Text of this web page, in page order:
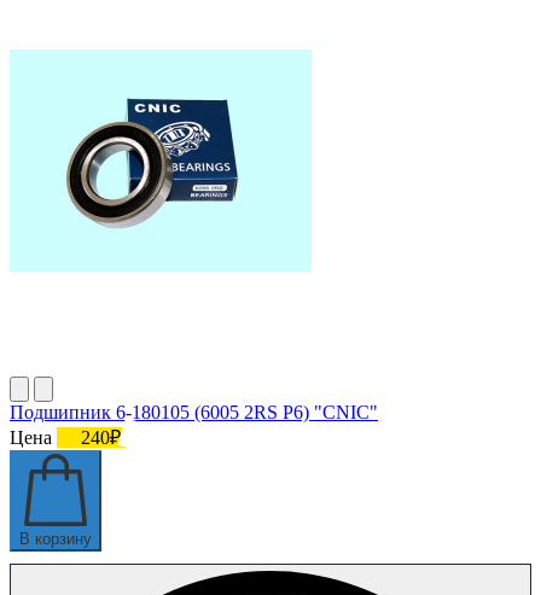
Подшипник 6-180105 (6005 2RS P6) "CNIC"
Цена
240₽
В корзину